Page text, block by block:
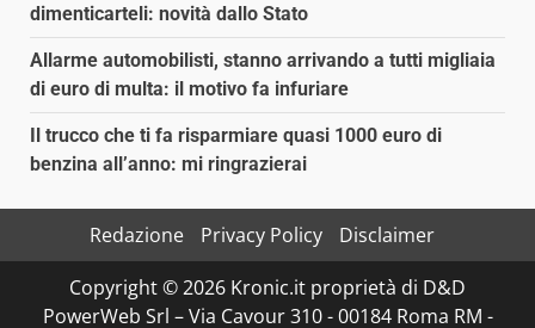
dimenticarteli: novità dallo Stato
Allarme automobilisti, stanno arrivando a tutti migliaia
di euro di multa: il motivo fa infuriare
Il trucco che ti fa risparmiare quasi 1000 euro di
benzina all’anno: mi ringrazierai
Redazione Privacy Policy
Disclaimer
Copyright © 2026 Kronic.it proprietà di D&D
PowerWeb Srl – Via Cavour 310 - 00184 Roma RM -